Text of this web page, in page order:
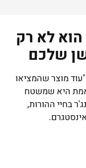
לא רק
שלכם
מוצר שהמציאו
היא שמשטח
בחיי ההורות,